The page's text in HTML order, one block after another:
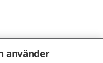
använder